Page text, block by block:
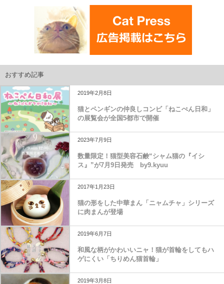
おすすめ記事
2019年2月8日
猫とペンギンの仲良しコンビ「ねこぺん日和」
の展覧会が全国5都市で開催
2023年7月9日
数量限定！猫型美容石鹸“シャム猫の『イシ
ス』”が7月9日発売 by9.kyuu
2017年1月23日
猫の形をした中華まん「ニャムチャ」シリーズ
に肉まんが登場
2019年6月7日
和風な柄がかわいいニャ！猫が首輪をしてもハ
ゲにくい「ちりめん猫首輪」
2019年3月8日